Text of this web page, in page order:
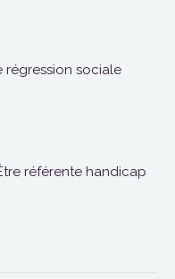
régression sociale
référente handicap